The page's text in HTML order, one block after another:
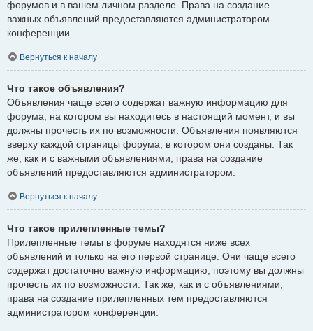
форумов и в вашем личном разделе. Права на создание
важных объявлений предоставляются администратором
конференции.
Вернуться к началу
Что такое объявления?
Объявления чаще всего содержат важную информацию для
форума, на котором вы находитесь в настоящий момент, и вы
должны прочесть их по возможности. Объявления появляются
вверху каждой страницы форума, в котором они созданы. Так
же, как и с важными объявлениями, права на создание
объявлений предоставляются администратором.
Вернуться к началу
Что такое прилепленные темы?
Прилепленные темы в форуме находятся ниже всех
объявлений и только на его первой странице. Они чаще всего
содержат достаточно важную информацию, поэтому вы должны
прочесть их по возможности. Так же, как и с объявлениями,
права на создание прилепленных тем предоставляются
администратором конференции.